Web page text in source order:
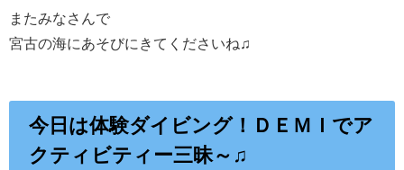
またみなさんで
宮古の海にあそびにきてくださいね♫
今日は体験ダイビング！ＤＥＭＩでア
クティビティー三昧～♫